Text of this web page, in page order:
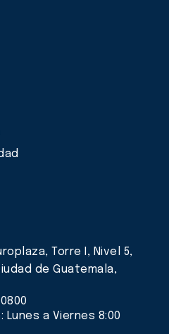
Torre I, Nivel 5,
de Guatemala,
a Viernes 8:00